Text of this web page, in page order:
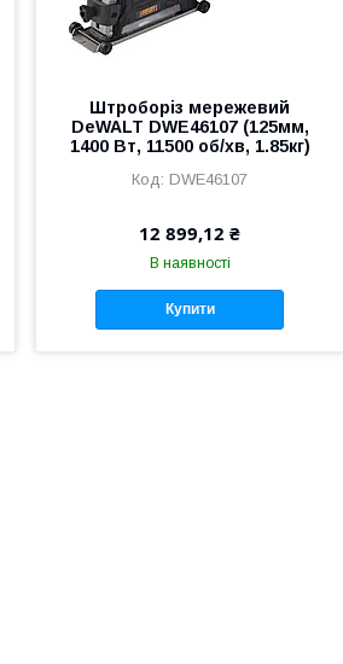
Штроборіз мережевий
DeWALT DWE46107 (125мм,
1400 Вт, 11500 об/хв, 1.85кг)
DWE46107
12 899,12 ₴
В наявності
Купити